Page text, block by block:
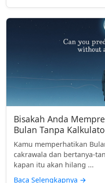
Bisakah Anda
Bulan Tanpa
Kamu memperhatikan
cakrawala dan bertanya-
kapan itu akan hilang ...
Baca Selengkapnya →